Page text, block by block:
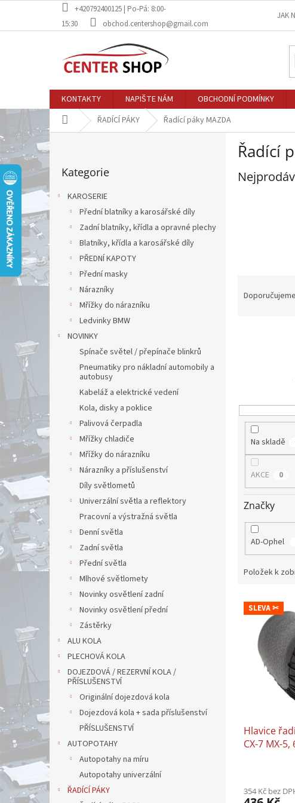
obsah
+420792400125 | Po-Pá: 8:00-
15:30
obchod.centershop@gmail.com
JAK
KONTAKTY NAPIŠTE NÁM OBCHODNÍ PODMÍNKY
Domů ŘADÍCÍ PÁKY Řadící páky MAZDA
P
o
s
r
n
í
p
a
n
kategorie
Kategorie
KAROSERIE
Přední blatníky a karosářské díly
Zadní blatníky, křídla a opravné plechy
Blatníky, křídla a karosářské díly
PŘEDNÍ KAPOTY
Přední masky
Nárazníky
Mřížky do nárazníku
Ledvinky BMW
NOVINKY
Spínače světel / přepínače blinkrů
Pneumatiky pro nákladní automobily a
autobusy
Kabeláž a elektrické vedení
Kola, disky a poklice
Palivová čerpadla
Mřížky chladiče
Mřížky do nárazníku
Nárazníky a příslušenství
Díly světlometů
Univerzální světla a reflektory
Pracovní a výstražná světla
Denní světla
Zadní světla
Přední světla
Mlhové světlomety
Novinky osvětlení zadní
Novinky osvětlení přední
Zástěrky
ALU KOLA
PLECHOVÁ KOLA
DOJEZDOVÁ / REZERVNÍ KOLA /
PŘÍSLUŠENSTVÍ
Originální dojezdová kola
Dojezdová kola + sada příslušenství
PŘÍSLUŠENSTVÍ
AUTOPOTAHY
Autopotahy na míru
Autopotahy univerzální
ŘADÍCÍ PÁKY
Řadící
u
Doporučujeme
Na skladě
AKCE 0
Značky
AD-Ophel
Položek k
V SLEVA ✂
Hlavice
CX-7 MX-5,
354 Kč bez